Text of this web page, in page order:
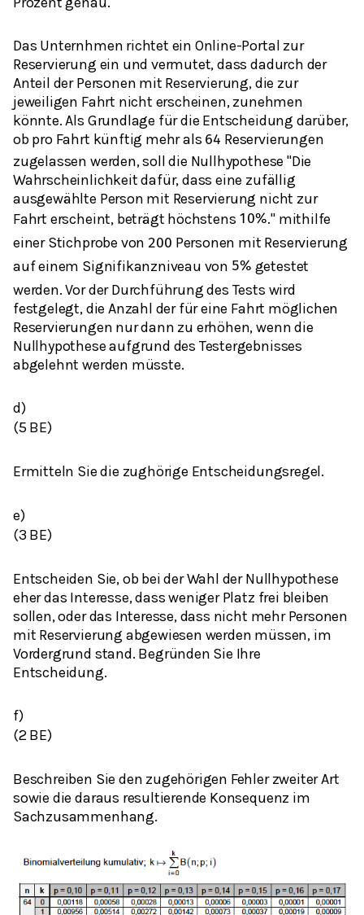
Das Unternhmen richtet ein Online-Portal zur
Reservierung ein und vermutet, dass dadurch der
Anteil der Personen mit Reservierung, die zur
jeweiligen Fahrt nicht erscheinen, zunehmen
könnte. Als Grundlage für die Entscheidung darüber,
ob pro Fahrt künftig mehr als 64 Reservierungen
zugelassen werden, soll die Nullhypothese "Die
Wahrscheinlichkeit dafür, dass eine zufällig
ausgewählte Person mit Reservierung nicht zur
Fahrt erscheint, beträgt höchstens 10%." mithilfe
einer Stichprobe von 200 Personen mit Reservierung
auf einem Signifikanzniveau von 5% getestet
werden. Vor der Durchführung des Tests wird
festgelegt, die Anzahl der für eine Fahrt möglichen
Reservierungen nur dann zu erhöhen, wenn die
Nullhypothese aufgrund des Testergebnisses
abgelehnt werden müsste.
d)
(5 BE)
Ermitteln Sie die zughörige Entscheidungsregel.
e)
(3 BE)
Entscheiden Sie, ob bei der Wahl der Nullhypothese
eher das Interesse, dass weniger Platz frei bleiben
sollen, oder das Interesse, dass nicht mehr Personen
mit Reservierung abgewiesen werden müssen, im
Vordergrund stand. Begründen Sie Ihre
Entscheidung.
f)
(2 BE)
Beschreiben Sie den zugehörigen Fehler zweiter Art
sowie die daraus resultierende Konsequenz im
Sachzusammenhang.